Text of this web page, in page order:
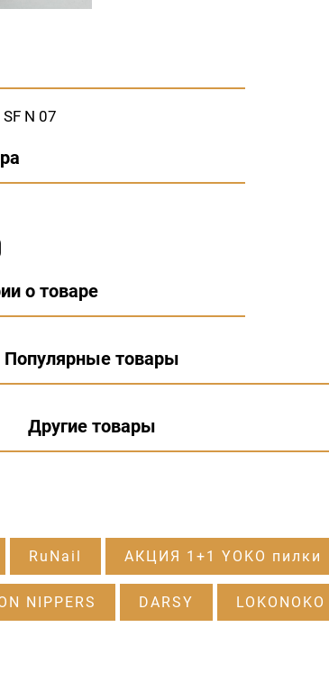
N 07
о товаре
Популярные товары
Другие товары
RuNail АКЦИЯ 1+1 YOKO пилки
NIPPERS DARSY LOKONOKO